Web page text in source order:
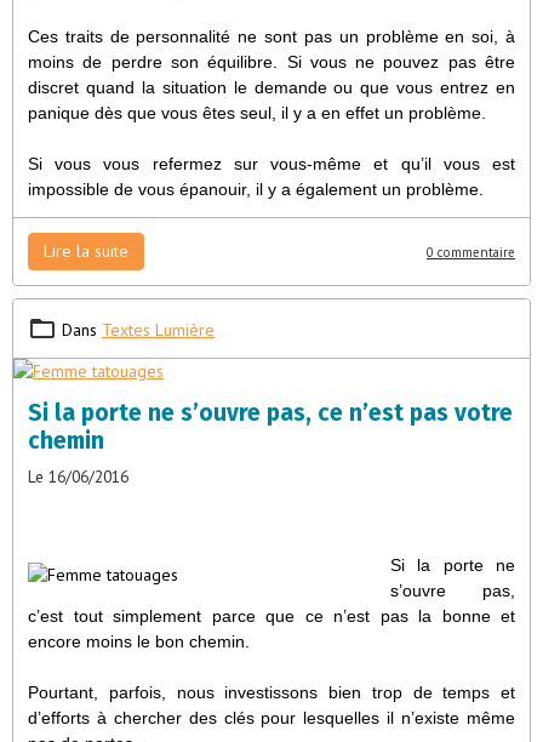
Ces traits de personnalité ne sont pas un problème en soi, à
moins de perdre son équilibre. Si vous ne pouvez pas être
discret quand la situation le demande ou que vous entrez en
panique dès que vous êtes seul, il y a en effet un problème.
Si vous vous refermez sur vous-même et qu’il vous est
impossible de vous épanouir, il y a également un problème.
Lire la suite 0 commentaire
Dans Textes Lumière
Si la porte ne s’ouvre pas, ce n’est pas votre
chemin
Le 16/06/2016
Si la porte ne
s’ouvre pas,
c’est tout simplement parce que ce n’est pas la bonne et
encore moins le bon chemin.
Pourtant, parfois, nous investissons bien trop de temps et
d’efforts à chercher des clés pour lesquelles il n’existe même